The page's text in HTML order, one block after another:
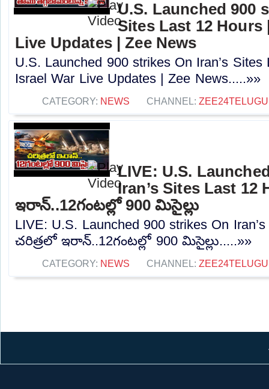
U.S. Launched 900
Sites Last 12 Hours
Live Updates | Zee News
U.S. Launched 900 strikes On Iran’s
Israel War Live Updates | Zee News.....»»
CATEGORY: NEWS CHANNEL:
LIVE: U.S.
Iran’s Sites Last 12
ఇరాన్..12గంటల్లో 900 మిసైల్లు
LIVE: U.S. Launched 900 strikes On
చరిత్రలో ఇరాన్..12గంటల్లో 900 మిసైల్లు.....»»
CATEGORY: NEWS CHANNEL: